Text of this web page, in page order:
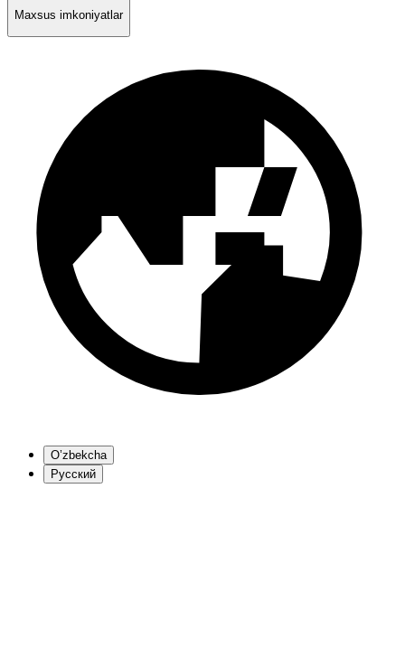
Maxsus imkoniyatlar
O’zbekcha
Русский